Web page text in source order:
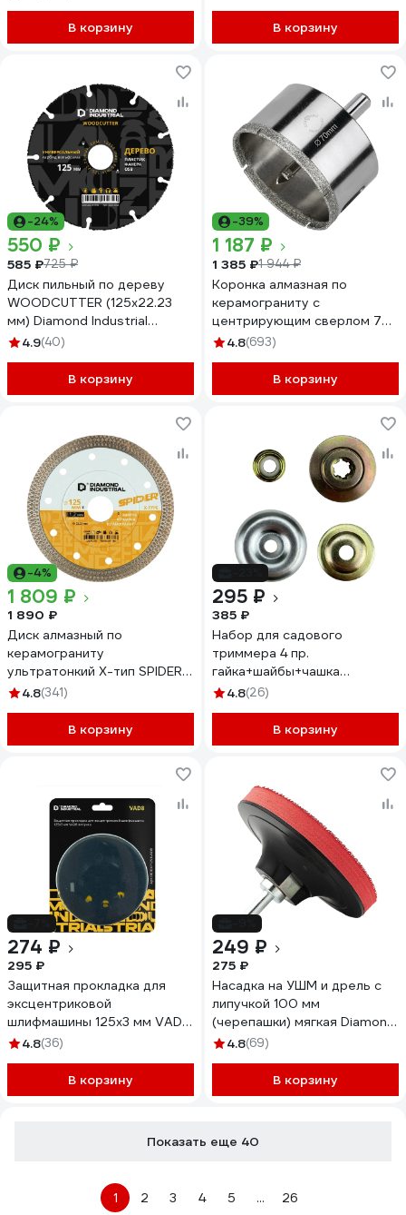
В корзину В корзину
-24%
550 ₽
585 ₽725 ₽
Диск пильный по дереву
WOODCUTTER (125х22.23
мм) Diamond Industrial
DID125W
4.9(40)
В корзину
-39%
1 187 ₽
1 385 ₽1 944 ₽
Коронка алмазная по
керамограниту с
центрирующим сверлом 70
мм Diamond Industrial
4.8(693)
В корзину
-4%
1 809 ₽
1 890 ₽
Диск алмазный по
керамограниту
ультратонкий X-тип SPIDER
125x10x1.2x22.23 мм Diamond
4.8(341)
В корзину
295 ₽
385 ₽
Набор для садового
триммера 4 пр.
гайка+шайбы+чашка
редуктора M10х1.25LH
4.8(26)
В корзину
274 ₽
295 ₽
Защитная прокладка для
эксцентриковой
шлифмашины 125x3 мм VAD8
липучка Diamond Industrial
4.8(36)
В корзину
249 ₽
275 ₽
Насадка на УШМ и дрель с
липучкой 100 мм
(черепашки) мягкая Diamond
Industrial DIDN100S
4.8(69)
В корзину
Показать еще 40
1 2 3 4 5 ... 26